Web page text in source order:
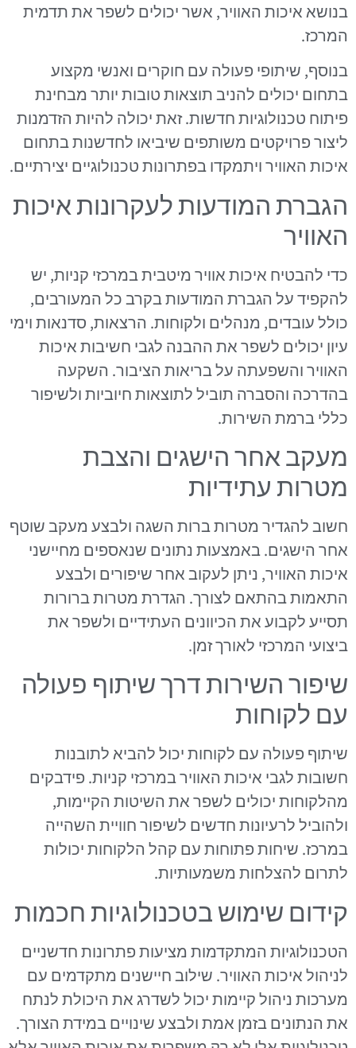
בנושא איכות האוויר, אשר יכולים לשפר את תדמית
המרכז.
בנוסף, שיתופי פעולה עם חוקרים ואנשי מקצוע
בתחום יכולים להניב תוצאות טובות יותר מבחינת
פיתוח טכנולוגיות חדשות. זאת יכולה להיות הזדמנות
ליצור פרויקטים משותפים שיביאו לחדשנות בתחום
איכות האוויר ויתמקדו בפתרונות טכנולוגיים יצירתיים.
הגברת המודעות לעקרונות איכות
האוויר
כדי להבטיח איכות אוויר מיטבית במרכזי קניות, יש
להקפיד על הגברת המודעות בקרב כל המעורבים,
כולל עובדים, מנהלים ולקוחות. הרצאות, סדנאות וימי
עיון יכולים לשפר את ההבנה לגבי חשיבות איכות
האוויר והשפעתה על בריאות הציבור. השקעה
בהדרכה והסברה תוביל לתוצאות חיוביות ולשיפור
כללי ברמת השירות.
מעקב אחר הישגים והצבת
מטרות עתידיות
חשוב להגדיר מטרות ברות השגה ולבצע מעקב שוטף
אחר הישגים. באמצעות נתונים שנאספים מחיישני
איכות האוויר, ניתן לעקוב אחר שיפורים ולבצע
התאמות בהתאם לצורך. הגדרת מטרות ברורות
תסייע לקבוע את הכיוונים העתידיים ולשפר את
ביצועי המרכזי לאורך זמן.
שיפור השירות דרך שיתוף פעולה
עם לקוחות
שיתוף פעולה עם לקוחות יכול להביא לתובנות
חשובות לגבי איכות האוויר במרכזי קניות. פידבקים
מהלקוחות יכולים לשפר את השיטות הקיימות,
ולהוביל לרעיונות חדשים לשיפור חוויית השהייה
במרכז. שיחות פתוחות עם קהל הלקוחות יכולות
לתרום להצלחות משמעותיות.
קידום שימוש בטכנולוגיות חכמות
הטכנולוגיות המתקדמות מציעות פתרונות חדשניים
לניהול איכות האוויר. שילוב חיישנים מתקדמים עם
מערכות ניהול קיימות יכול לשדרג את היכולת לנתח
את הנתונים בזמן אמת ולבצע שינויים במידת הצורך.